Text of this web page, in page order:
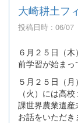
大崎耕土フ
投稿日時 : 06/07
６月２５日（
前学習が始まっ
５月２５日（
（火）には高
課世界農業遺
お話をいただき